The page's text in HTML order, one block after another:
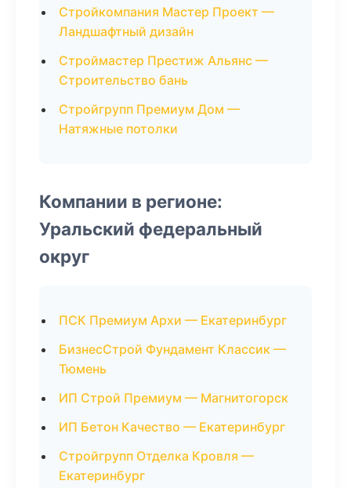
Стройкомпания Мастер Проект —
Ландшафтный дизайн
Строймастер Престиж Альянс —
Строительство бань
Стройгрупп Премиум Дом —
Натяжные потолки
Компании в регионе:
Уральский федеральный
округ
ПСК Премиум Архи — Екатеринбург
БизнесСтрой Фундамент Классик —
Тюмень
ИП Строй Премиум — Магнитогорск
ИП Бетон Качество — Екатеринбург
Стройгрупп Отделка Кровля —
Екатеринбург